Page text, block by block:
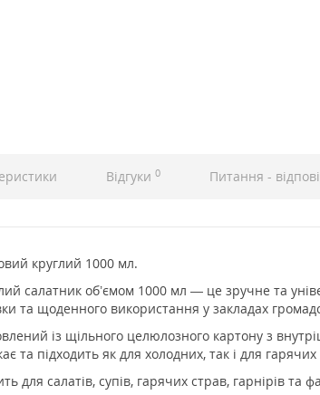
Відгуки 0 Питання -
круглий 1000 мл.
салатник об’ємом 1000 мл — це зручне та
та щоденного використання у закладах
із щільного целюлозного картону з
та підходить як для холодних, так і для гарячих
для салатів, супів, гарячих страв, гарнірів та